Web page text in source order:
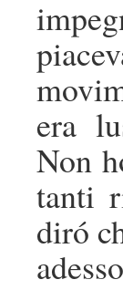
era
Non
tanti
diró